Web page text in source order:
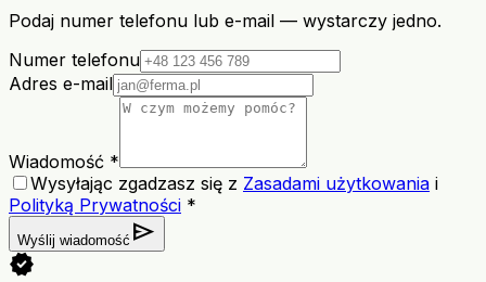
Podaj numer telefonu lub e-mail — wystarczy jedno.
Numer telefonu
Adres e-mail
Wiadomość *
Wysyłając zgadzasz się z Zasadami użytkowania i
Polityką Prywatności *
Wyślij wiadomość send
verified